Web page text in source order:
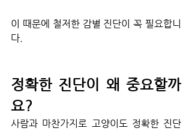
이 때문에 철저한 감별 진단이 꼭 필요합니
다.
정확한 진단이 왜 중요할까
요?
사람과 마찬가지로 고양이도 정확한 진단